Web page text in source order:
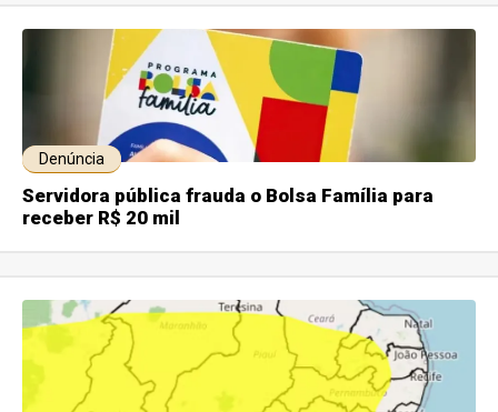
Denúncia
Servidora pública frauda o Bolsa Família para
receber R$ 20 mil